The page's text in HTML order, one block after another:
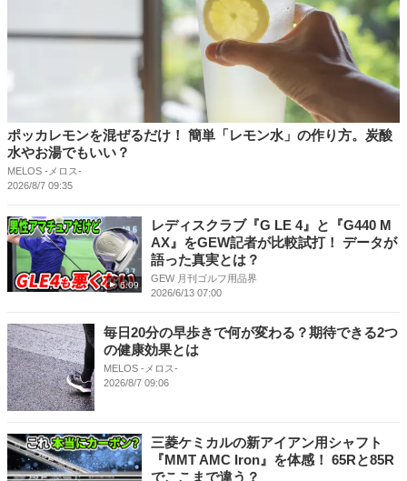
ポッカレモンを混ぜるだけ！ 簡単「レモン水」の作り方。炭酸
水やお湯でもいい？
MELOS -メロス-
2026/8/7 09:35
6:09
レディスクラブ『G LE 4』と『G440 M
AX』をGEW記者が比較試打！ データが
語った真実とは？
GEW 月刊ゴルフ用品界
2026/6/13 07:00
毎日20分の早歩きで何が変わる？期待できる2つ
の健康効果とは
MELOS -メロス-
2026/8/7 09:06
三菱ケミカルの新アイアン用シャフト
『MMT AMC Iron』を体感！ 65Rと85R
でここまで違う？